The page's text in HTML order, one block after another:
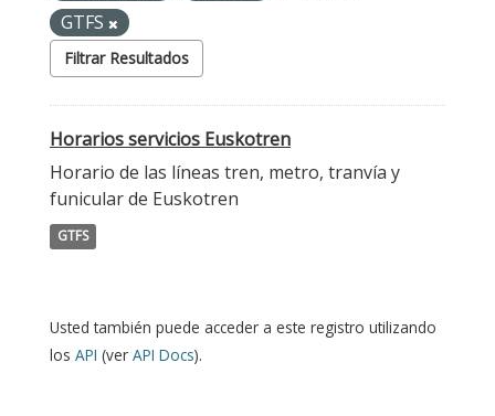
GTFS
Filtrar Resultados
Horarios servicios Euskotren
Horario de las líneas tren, metro, tranvía y
funicular de Euskotren
GTFS
Usted también puede acceder a este registro utilizando
los API (ver API Docs).